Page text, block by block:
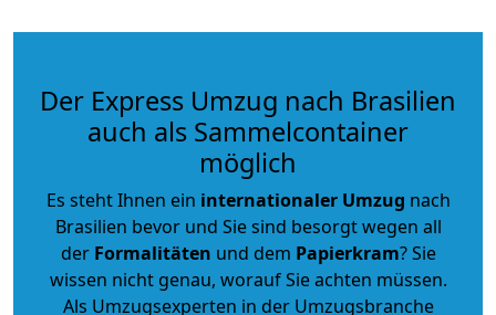
Der Express Umzug nach Brasilien
auch als Sammelcontainer
möglich
Es steht Ihnen ein internationaler Umzug nach
Brasilien bevor und Sie sind besorgt wegen all
der Formalitäten und dem Papierkram? Sie
wissen nicht genau, worauf Sie achten müssen.
Als Umzugsexperten in der Umzugsbranche